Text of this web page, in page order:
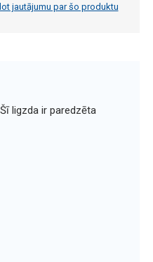
jautājumu par šo produktu
ligzda ir paredzēta